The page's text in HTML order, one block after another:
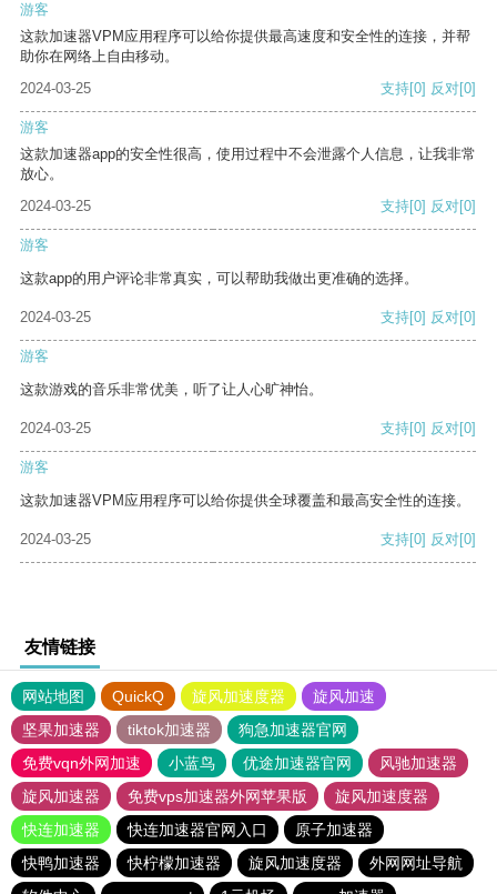
游客
这款加速器VPM应用程序可以给你提供最高速度和安全性的连接，并帮
助你在网络上自由移动。
2024-03-25
支持[0] 反对[0]
游客
这款加速器app的安全性很高，使用过程中不会泄露个人信息，让我非常
放心。
2024-03-25
支持[0] 反对[0]
游客
这款app的用户评论非常真实，可以帮助我做出更准确的选择。
2024-03-25 支持[0] 反对[0]
游客
这款游戏的音乐非常优美，听了让人心旷神怡。
2024-03-25 支持[0] 反对[0]
游客
这款加速器VPM应用程序可以给你提供全球覆盖和最高安全性的连接。
2024-03-25 支持[0] 反对[0]
友情链接
网站地图 QuickQ 旋风加速度器
旋风加速
坚果加速器
tiktok加速器
狗急加速器官网
免费vqn外网加速
小蓝鸟 优途加速器官网
风驰加速器
旋风加速器
免费vps加速器外网苹果版
旋风加速度器
快连加速器
快连加速器官网入口
原子加速器
快鸭加速器
快柠檬加速器 旋风加速度器
外网网址导航